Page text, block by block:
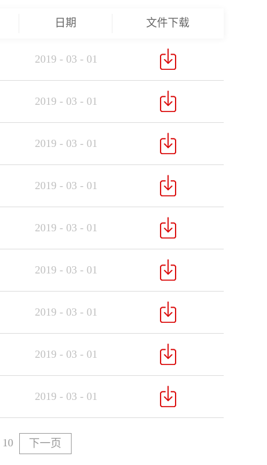
日期 文件下载
2019 - 03 - 01
2019 - 03 - 01
2019 - 03 - 01
2019 - 03 - 01
2019 - 03 - 01
2019 - 03 - 01
2019 - 03 - 01
2019 - 03 - 01
2019 - 03 - 01
10 下一页